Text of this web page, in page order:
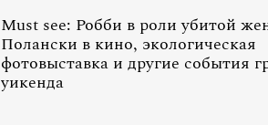
Must see: Робби в роли убитой
Полански в кино, экологическая
фотовыставка и другие события
уикенда